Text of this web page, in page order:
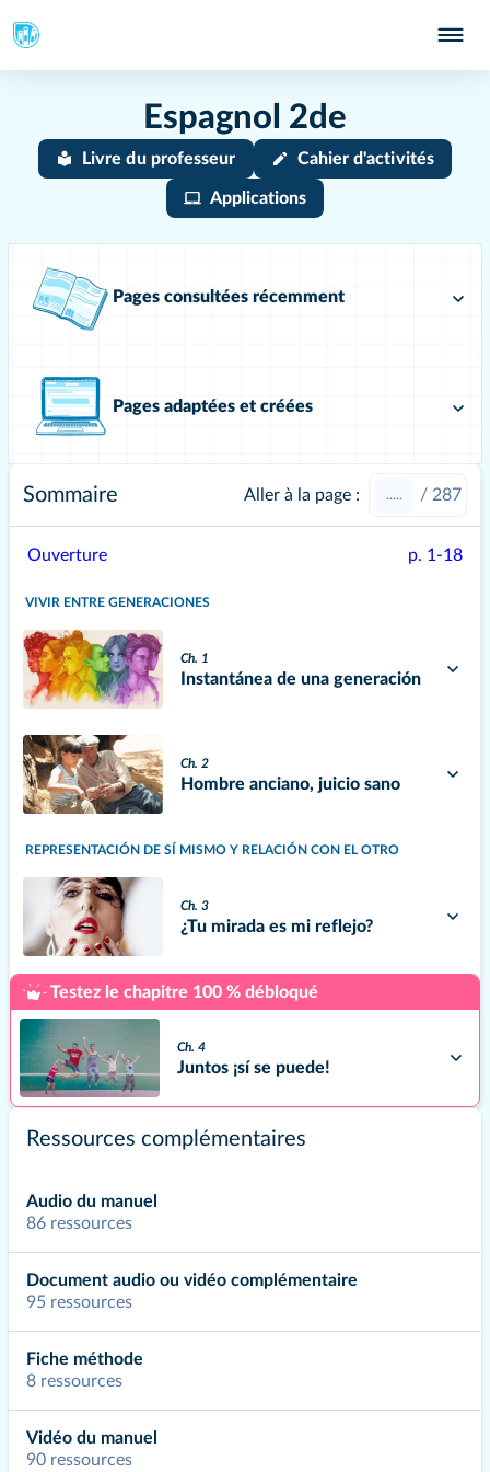
Espagnol 2de
Livre du professeur Cahier d'activités
Applications
Pages consultées récemment
Pages adaptées et créées
Sommaire Aller à la page : / 287
Ouverture p. 1-18
VIVIR ENTRE GENERACIONES
Ch. 1
Instantánea de una generación
Ch. 2
Hombre anciano, juicio sano
REPRESENTACIÓN DE SÍ MISMO Y RELACIÓN CON EL OTRO
Ch. 3
¿Tu mirada es mi reflejo?
Testez le chapitre 100 % débloqué
Ch. 4
Juntos ¡sí se puede!
EL PASADO EN EL PRESENTE
De sol… ¿y sombra? - Uso
Ressources complémentaires
Audio du manuel
86 ressources
Document audio ou vidéo complémentaire
95 ressources
Fiche méthode
8 ressources
Vidéo du manuel
90 ressources